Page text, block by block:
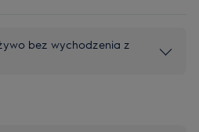
bez wychodzenia z